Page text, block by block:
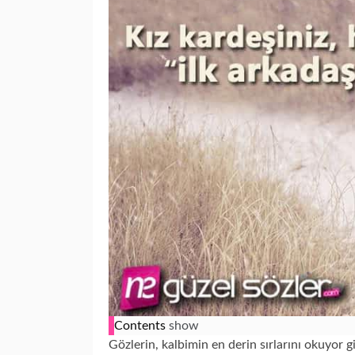
Contents show
Gözlerin, kalbimin en derin sırlarını okuyor